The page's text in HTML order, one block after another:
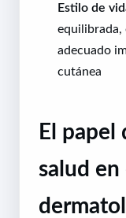
Estilo de
equilibrada,
adecuado
cutánea
El papel
salud